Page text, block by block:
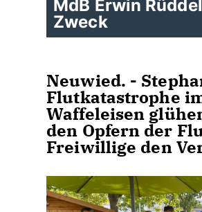
MdB Erwin
Zweck
Neuwied. -
Flutkatastrophe
Waffeleisen
den Opfern der
Freiwillige den